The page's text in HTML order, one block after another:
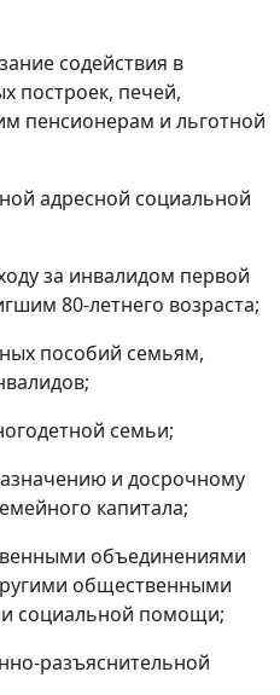
содействия в
построек, печей,
пенсионерам и льготной
адресной социальной
за инвалидом первой
80-летнего возраста;
пособий семьям,
семьи;
и досрочному
капитала;
объединениями
общественными
социальной помощи;
разъяснительной